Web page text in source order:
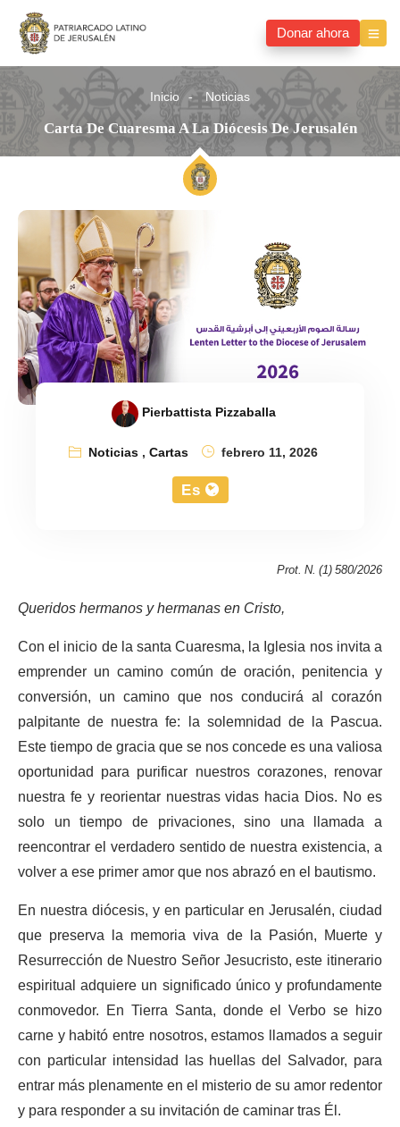
Donar ahora
Inicio Noticias
Carta De Cuaresma A La Diócesis De Jerusalén
Pierbattista Pizzaballa
Noticias,Cartas febrero 11, 2026
Es
Prot. N. (1) 580/2026
Queridos hermanos y hermanas en Cristo,
Con el inicio de la santa Cuaresma, la Iglesia nos invita a
emprender un camino común de oración, penitencia y
conversión, un camino que nos conducirá al corazón
palpitante de nuestra fe: la solemnidad de la Pascua.
Este tiempo de gracia que se nos concede es una valiosa
oportunidad para purificar nuestros corazones, renovar
nuestra fe y reorientar nuestras vidas hacia Dios. No es
solo un tiempo de privaciones, sino una llamada a
reencontrar el verdadero sentido de nuestra existencia, a
volver a ese primer amor que nos abrazó en el bautismo.
En nuestra diócesis, y en particular en Jerusalén, ciudad
que preserva la memoria viva de la Pasión, Muerte y
Resurrección de Nuestro Señor Jesucristo, este itinerario
espiritual adquiere un significado único y profundamente
conmovedor. En Tierra Santa, donde el Verbo se hizo
carne y habitó entre nosotros, estamos llamados a seguir
con particular intensidad las huellas del Salvador, para
entrar más plenamente en el misterio de su amor redentor
y para responder a su invitación de caminar tras Él.